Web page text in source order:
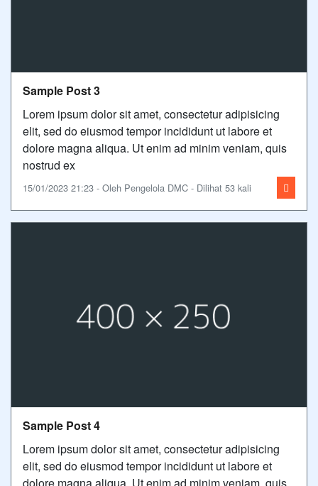
Sample Post 3
Lorem ipsum dolor sit amet, consectetur adipisicing
elit, sed do eiusmod tempor incididunt ut labore et
dolore magna aliqua. Ut enim ad minim veniam, quis
nostrud ex
15/01/2023 21:23 - Oleh Pengelola DMC - Dilihat 53 kali
Sample Post 4
Lorem ipsum dolor sit amet, consectetur adipisicing
elit, sed do eiusmod tempor incididunt ut labore et